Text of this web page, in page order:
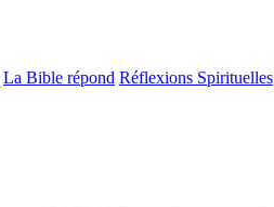
La Bible répond Réflexions Spirituelles